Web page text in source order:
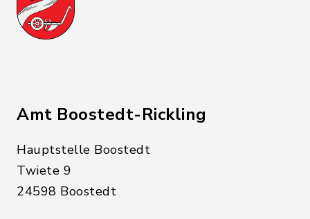
Amt Boostedt-Rickling
Hauptstelle Boostedt
Twiete 9
24598 Boostedt